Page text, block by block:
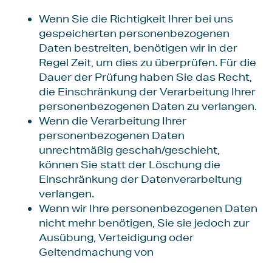
Wenn Sie die Richtigkeit Ihrer bei uns
gespeicherten personenbezogenen
Daten bestreiten, benötigen wir in der
Regel Zeit, um dies zu überprüfen. Für die
Dauer der Prüfung haben Sie das Recht,
die Einschränkung der Verarbeitung Ihrer
personenbezogenen Daten zu verlangen.
Wenn die Verarbeitung Ihrer
personenbezogenen Daten
unrechtmäßig geschah/geschieht,
können Sie statt der Löschung die
Einschränkung der Datenverarbeitung
verlangen.
Wenn wir Ihre personenbezogenen Daten
nicht mehr benötigen, Sie sie jedoch zur
Ausübung, Verteidigung oder
Geltendmachung von